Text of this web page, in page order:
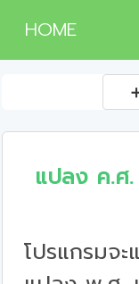
HOME
แปลง ค.ศ
โปรแกรมจ